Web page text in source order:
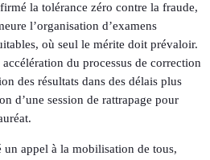
la tolérance zéro contre la fraude,
l’organisation d’examens
où seul le mérite doit prévaloir.
du processus de correction
des résultats dans des délais plus
d’une session de rattrapage pour
appel à la mobilisation de tous,